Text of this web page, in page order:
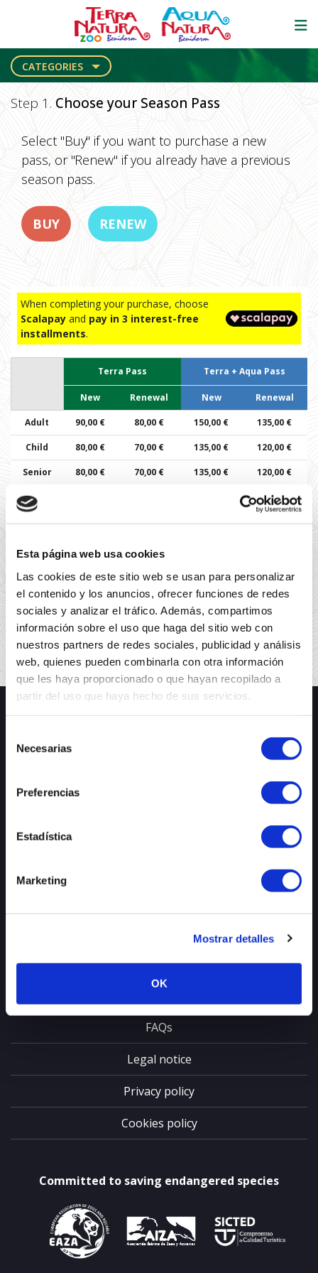
Esta página web usa cookies
Las cookies de este sitio web se usan para personalizar
el contenido y los anuncios, ofrecer funciones de redes
sociales y analizar el tráfico. Además, compartimos
información sobre el uso que haga del sitio web con
nuestros partners de redes sociales, publicidad y análisis
web, quienes pueden combinarla con otra información
que les haya proporcionado o que hayan recopilado a
partir del uso que haya hecho de sus servicios.
Necesarias
Preferencias
Estadística
Marketing
Mostrar detalles
OK
CATEGORIES
Step 1. Choose your Season Pass
Select "Buy" if you want to purchase a new
pass, or "Renew" if you already have a previous
season pass.
BUY RENEW
When completing your purchase, choose
Scalapayand pay in 3 interest-free
installments.
Terra Pass Terra + Aqua Pass
New Renewal New Renewal
Adult 90,00 € 80,00 € 150,00 € 135,00 €
Child 80,00 € 70,00 € 135,00 € 120,00 €
Senior 80,00 € 70,00 € 135,00 € 120,00 €
You have no items in your cart at
the moment
Work with us
Report an allegation
FAQs
Legal notice
Privacy policy
Cookies policy
Committed to saving endangered species